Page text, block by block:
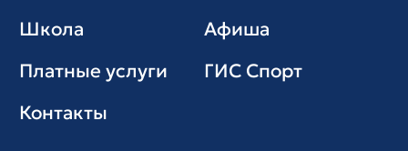
Школа
Афиша
Платные услуги
ГИС Cпорт
Контакты